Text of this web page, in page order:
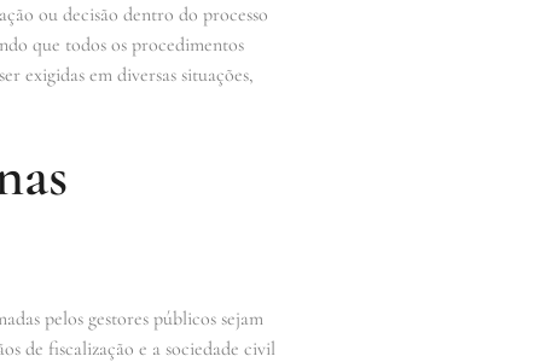
ou decisão dentro do processo
que todos os procedimentos
exigidas em diversas situações,
pelos gestores públicos sejam
de fiscalização e a sociedade civil